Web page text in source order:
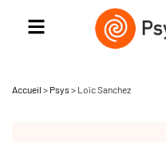
Accueil > Psys > Loïc Sanchez